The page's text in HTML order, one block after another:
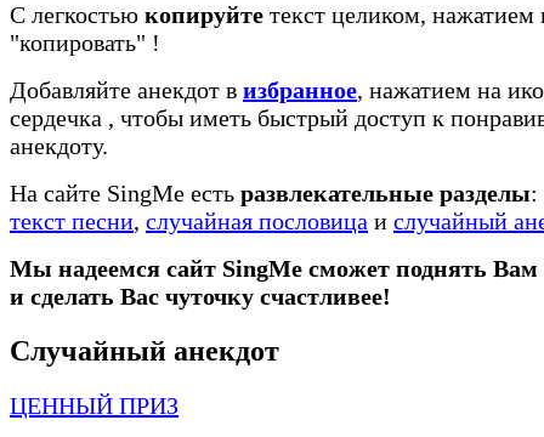
С легкостью копируйте текст целиком, нажатием
"копировать" !
Добавляйте анекдот в избранное, нажатием на
сердечка , чтобы иметь быстрый доступ к
анекдоту.
На сайте SingMe есть развлекательные разделы:
текст песни, случайная пословица и случайный
Мы надеемся сайт SingMe сможет поднять Вам
и сделать Вас чуточку счастливее!
Случайный анекдот
ЦЕННЫЙ ПРИЗ